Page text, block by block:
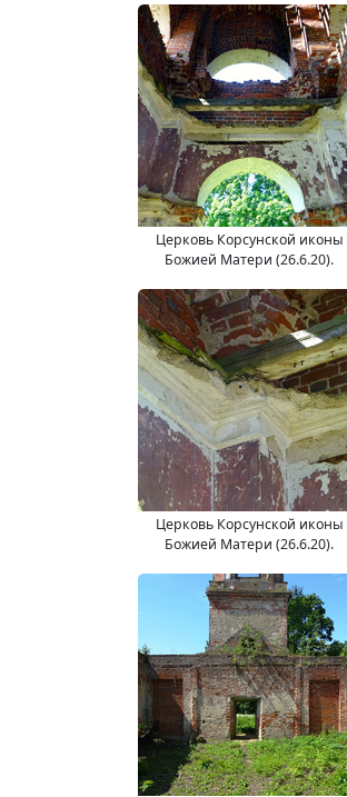
Церковь Корсунской иконы
Божией Матери (26.6.20).
Церковь Корсунской иконы
Божией Матери (26.6.20).